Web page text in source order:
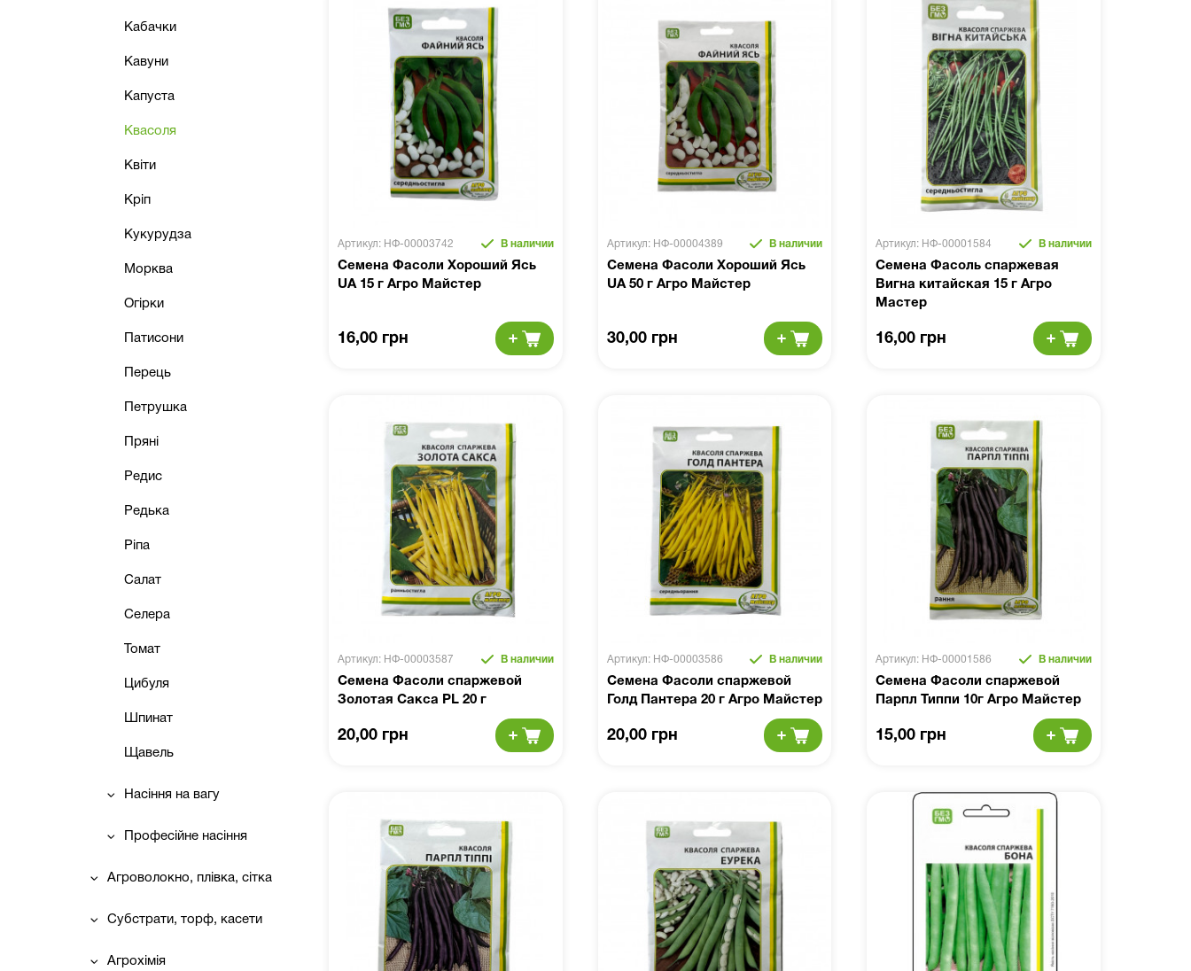
Кабачки
Кавуни
Капуста
Квасоля
Квіти
Кріп
Кукурудза
Морква
Огірки
Патисони
Перець
Петрушка
Пряні
Редис
Редька
Ріпа
Салат
Селера
Томат
Цибуля
Шпинат
Щавель
Насіння на вагу
Професійне насіння
Агроволокно, плівка, сітка
Субстрати, торф, касети
Агрохімія
Артикул: НФ-00003742 В наличии
Семена Фасоли Хороший Ясь
UA 15 г Агро Майстер
16,00 грн
Артикул: НФ-00004389 В наличии
Семена Фасоли Хороший Ясь
UA 50 г Агро Майстер
30,00 грн
Артикул: НФ-00001584 В наличии
Семена Фасоль спаржевая
Вигна китайская 15 г Агро
Мастер
16,00 грн
Артикул: НФ-00003587 В наличии
Семена Фасоли спаржевой
Золотая Сакса PL 20 г
20,00 грн
Артикул: НФ-00003586 В наличии
Семена Фасоли спаржевой
Голд Пантера 20 г Агро Майстер
20,00 грн
Артикул: НФ-00001586 В наличии
Семена Фасоли спаржевой
Парпл Типпи 10г Агро Майстер
15,00 грн